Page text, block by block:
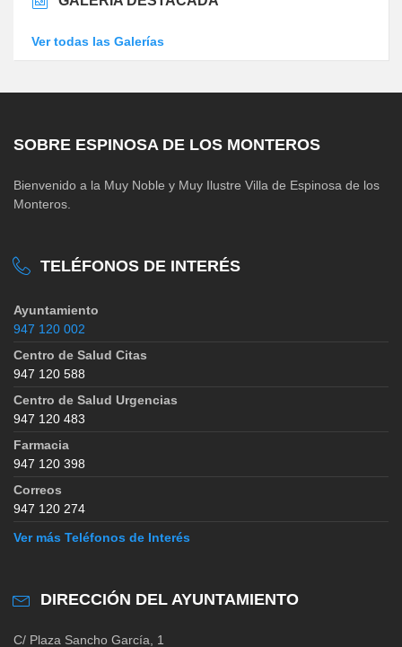
Ver todas las Galerías
SOBRE ESPINOSA DE LOS MONTEROS
Bienvenido a la Muy Noble y Muy Ilustre Villa de Espinosa de los
Monteros.
TELÉFONOS DE INTERÉS
Ayuntamiento
947 120 002
Centro de Salud Citas
947 120 588
Centro de Salud Urgencias
947 120 483
Farmacia
947 120 398
Correos
947 120 274
Ver más Teléfonos de Interés
DIRECCIÓN DEL AYUNTAMIENTO
C/ Plaza Sancho García, 1